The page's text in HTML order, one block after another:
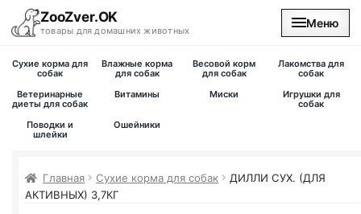
ZooZver.OK
товары для домашних животных
Меню
На главную
Вакансии
Сухие корма для
собак
Влажные корма
для собак
Весовой корм
для собак
Лакомства для
собак
Ветеринарные
диеты для собак
Витамины Миски
Игрушки для
собак
Поводки и
шлейки
Ошейники
Главная Сухие корма для собак
ДИЛЛИ СУХ. (ДЛЯ
АКТИВНЫХ) 3,7КГ